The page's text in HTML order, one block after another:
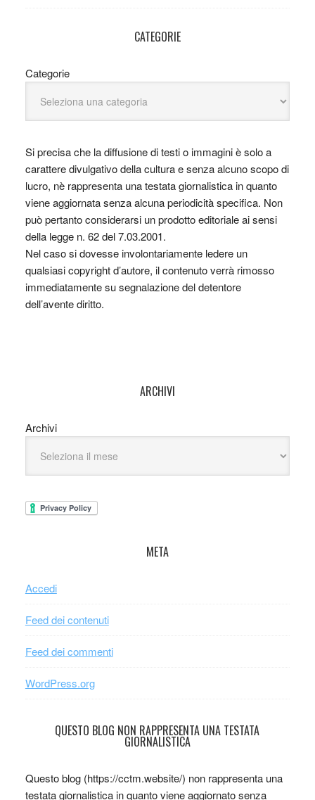
CATEGORIE
Categorie
Si precisa che la diffusione di testi o immagini è solo a
carattere divulgativo della cultura e senza alcuno scopo di
lucro, nè rappresenta una testata giornalistica in quanto
viene aggiornata senza alcuna periodicità specifica. Non
può pertanto considerarsi un prodotto editoriale ai sensi
della legge n. 62 del 7.03.2001.
Nel caso si dovesse involontariamente ledere un
qualsiasi copyright d’autore, il contenuto verrà rimosso
immediatamente su segnalazione del detentore
dell’avente diritto.
ARCHIVI
Archivi
META
Accedi
Feed dei contenuti
Feed dei commenti
WordPress.org
QUESTO BLOG NON RAPPRESENTA UNA TESTATA
GIORNALISTICA
Questo blog (https://cctm.website/) non rappresenta una
testata giornalistica in quanto viene aggiornato senza